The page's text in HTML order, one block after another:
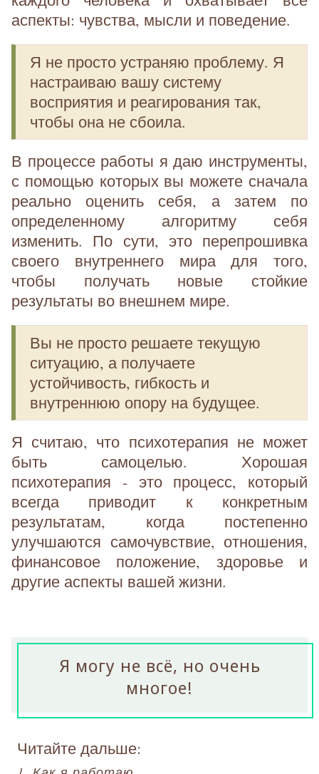
аспекты: чувства, мысли и поведение.
Я не просто устраняю проблему. Я
настраиваю вашу систему
восприятия и реагирования так,
чтобы она не сбоила.
В процессе работы я даю инструменты,
с помощью которых вы можете сначала
реально оценить себя, а затем по
определенному алгоритму себя
изменить. По сути, это перепрошивка
своего внутреннего мира для того,
чтобы получать новые стойкие
результаты во внешнем мире.
Вы не просто решаете текущую
ситуацию, а получаете
устойчивость, гибкость и
внутреннюю опору на будущее.
Я считаю, что психотерапия не может
быть самоцелью. Хорошая
психотерапия - это процесс, который
всегда приводит к конкретным
результатам, когда постепенно
улучшаются самочувствие, отношения,
финансовое положение, здоровье и
другие аспекты вашей жизни.
Я могу не всё, но очень
многое!
Читайте дальше: